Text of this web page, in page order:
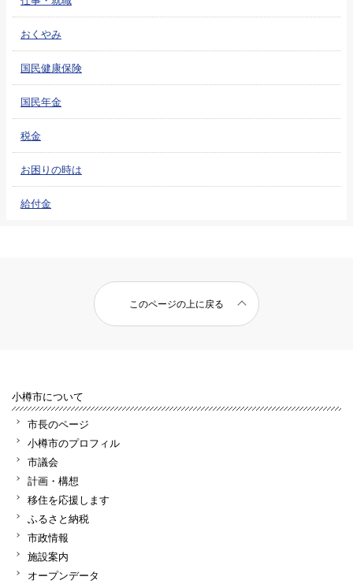
おくやみ
国民健康保険
国民年金
税金
お困りの時は
給付金
このページの上に戻る
小樽市について
市長のページ
小樽市のプロフィル
市議会
計画・構想
移住を応援します
ふるさと納税
市政情報
施設案内
オープンデータ